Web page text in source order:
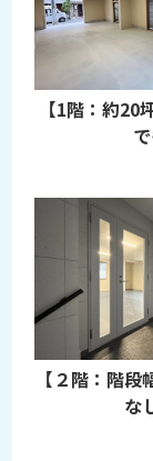
【1階：約
【２階：階
な